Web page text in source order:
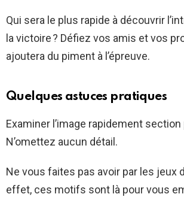
Qui sera le plus rapide à découvrir
la victoire ? Défiez vos amis et vos
ajoutera du piment à l’épreuve.
Quelques astuces pratiques
Examiner l’image rapidement
N’omettez aucun détail.
Ne vous faites pas avoir par les jeux
effet, ces motifs sont là pour vous